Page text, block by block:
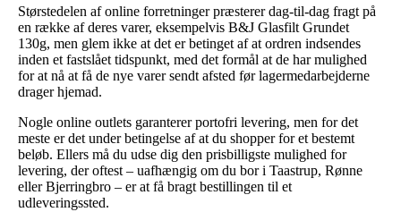
Størstedelen af online forretninger præsterer dag-til-dag fragt på
en række af deres varer, eksempelvis B&J Glasfilt Grundet
130g, men glem ikke at det er betinget af at ordren indsendes
inden et fastslået tidspunkt, med det formål at de har mulighed
for at nå at få de nye varer sendt afsted før lagermedarbejderne
drager hjemad.
Nogle online outlets garanterer portofri levering, men for det
meste er det under betingelse af at du shopper for et bestemt
beløb. Ellers må du udse dig den prisbilligste mulighed for
levering, der oftest – uafhængig om du bor i Taastrup, Rønne
eller Bjerringbro – er at få bragt bestillingen til et
udleveringssted.